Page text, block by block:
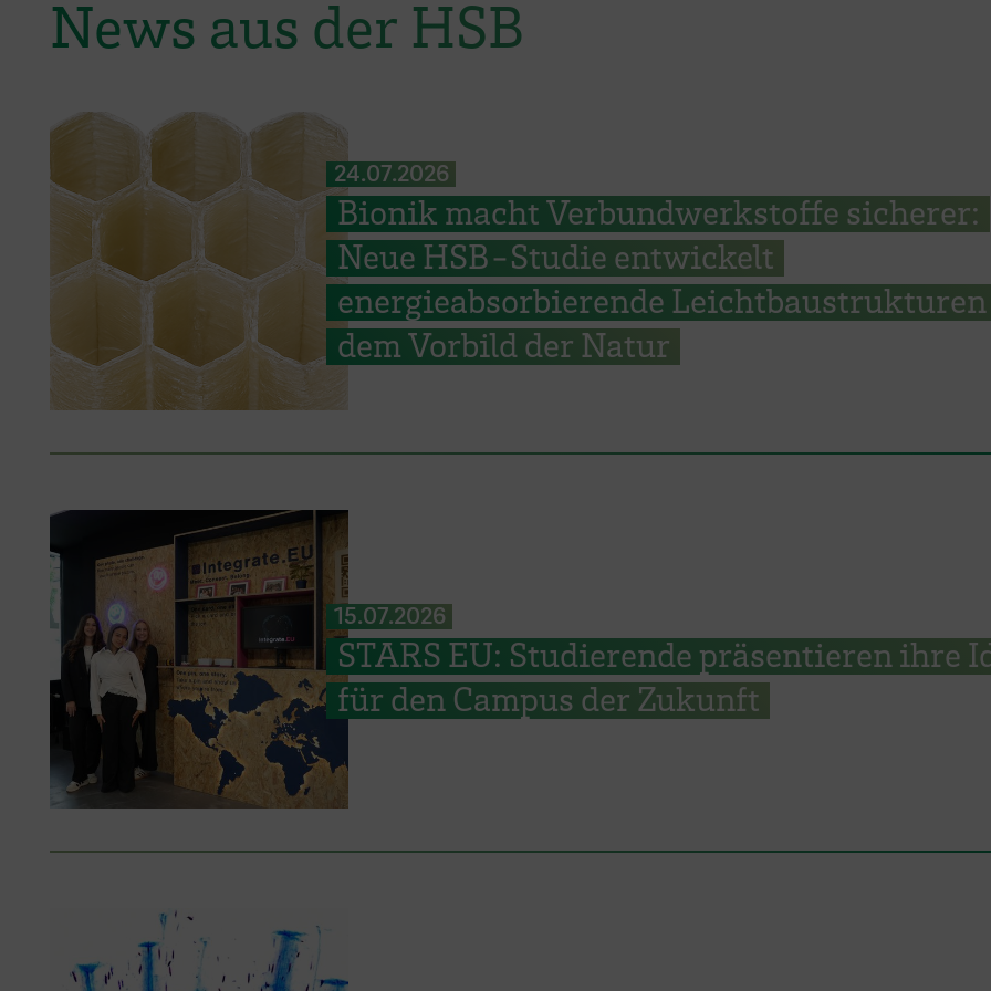
News aus der HSB
24.07.2026
Bionik macht Verbundwerkstoffe sicherer:
Neue HSB-Studie entwickelt
energieabsorbierende
dem Vorbild der Natur
15.07.2026
STARS EU: Studierende präsentieren ihre
für den Campus der Zukunft